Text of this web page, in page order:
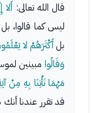
قال الله تعالى:
ليس كما قالوا،
بلأَكْثَرَهُمْ لا
وَقَالُوا مبينين
مَهْمَا تَأْتِنَا بِهِ مِنْ
قد تقرر عندنا